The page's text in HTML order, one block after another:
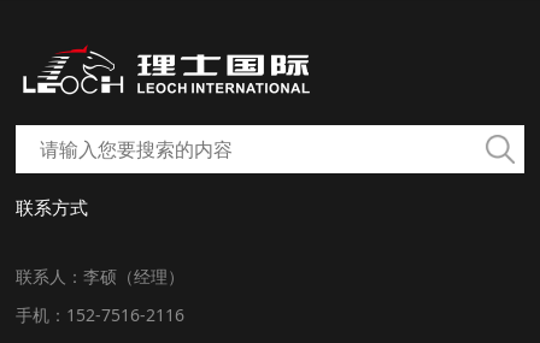
联系方式
联系人：李硕（经理）
手机：152-7516-2116